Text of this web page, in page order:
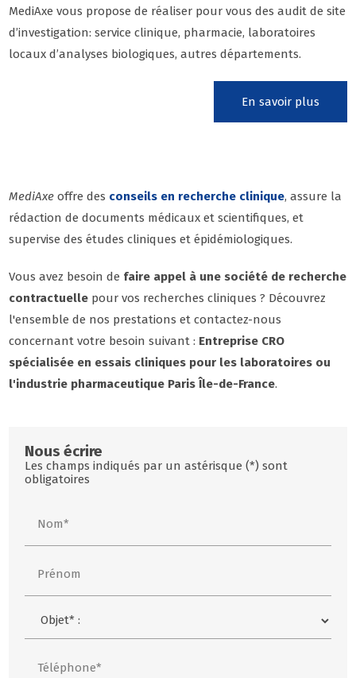
MediAxe vous propose de réaliser pour vous des audit de site
d’investigation: service clinique, pharmacie, laboratoires
locaux d’analyses biologiques, autres départements.
En savoir plus
MediAxe offre des conseils en recherche clinique, assure la
rédaction de documents médicaux et scientifiques, et
supervise des études cliniques et épidémiologiques.
Vous avez besoin de faire appel à une société de recherche
contractuelle pour vos recherches cliniques ? Découvrez
l'ensemble de nos prestations et contactez-nous
concernant votre besoin suivant : Entreprise CRO
spécialisée en essais cliniques pour les laboratoires ou
l'industrie pharmaceutique Paris Île-de-France.
Nous écrire
Les champs indiqués par un astérisque (*) sont
obligatoires
Nom*
Prénom
Téléphone*